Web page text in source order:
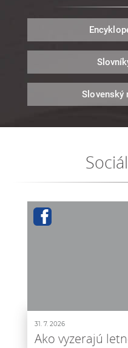
Slovenský
31. 7. 2026
Ako vyzerajú